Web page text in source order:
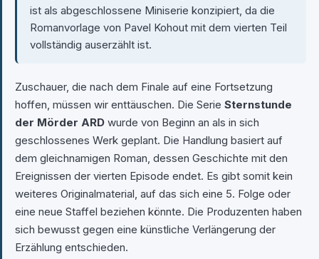
ist als abgeschlossene Miniserie konzipiert, da die
Romanvorlage von Pavel Kohout mit dem vierten Teil
vollständig auserzählt ist.
Zuschauer, die nach dem Finale auf eine Fortsetzung
hoffen, müssen wir enttäuschen. Die Serie Sternstunde
der Mörder ARD wurde von Beginn an als in sich
geschlossenes Werk geplant. Die Handlung basiert auf
dem gleichnamigen Roman, dessen Geschichte mit den
Ereignissen der vierten Episode endet. Es gibt somit kein
weiteres Originalmaterial, auf das sich eine 5. Folge oder
eine neue Staffel beziehen könnte. Die Produzenten haben
sich bewusst gegen eine künstliche Verlängerung der
Erzählung entschieden.